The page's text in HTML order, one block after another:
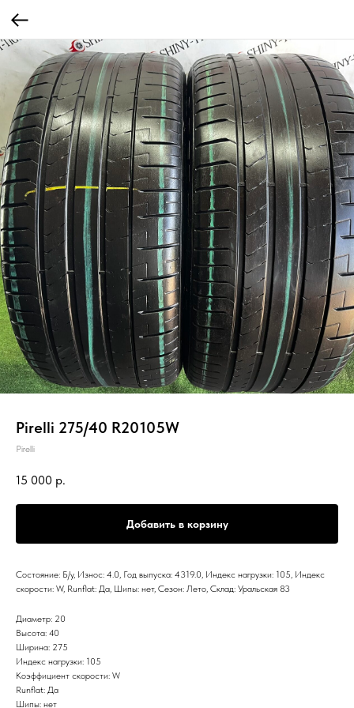
Pirelli 275/40 R20105W
Pirelli
15 000 р.
Добавить в корзину
Состояние: Б/у, Износ: 4.0, Год выпуска: 4319.0, Индекс нагрузки: 105, Индекс
скорости: W, Runflat: Да, Шипы: нет, Сезон: Лето, Склад: Уральская 83
Диаметр: 20
Высота: 40
Ширина: 275
Индекс нагрузки: 105
Коэффициент скорости: W
Runflat: Да
Шипы: нет